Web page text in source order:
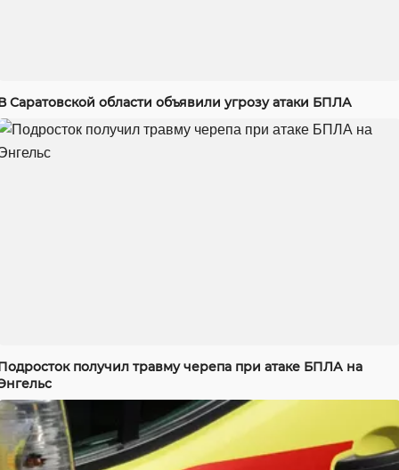
Саратовской области объявили угрозу атаки БПЛА
получил травму черепа при атаке БПЛА на